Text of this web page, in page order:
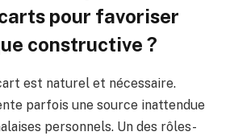
pour favoriser
constructive ?
est naturel et nécessaire.
parfois une source inattendue
personnels. Un des rôles-